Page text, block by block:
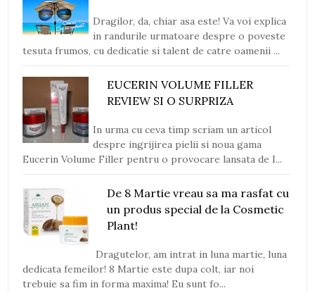
Dragilor, da, chiar asa este! Va voi explica
in randurile urmatoare despre o poveste
tesuta frumos, cu dedicatie si talent de catre oamenii ...
EUCERIN VOLUME FILLER
REVIEW SI O SURPRIZA
In urma cu ceva timp scriam un articol
despre ingrijirea pielii si noua gama
Eucerin Volume Filler pentru o provocare lansata de I...
De 8 Martie vreau sa ma rasfat cu
un produs special de la Cosmetic
Plant!
Dragutelor, am intrat in luna martie, luna
dedicata femeilor! 8 Martie este dupa colt, iar noi
trebuie sa fim in forma maxima! Eu sunt fo...